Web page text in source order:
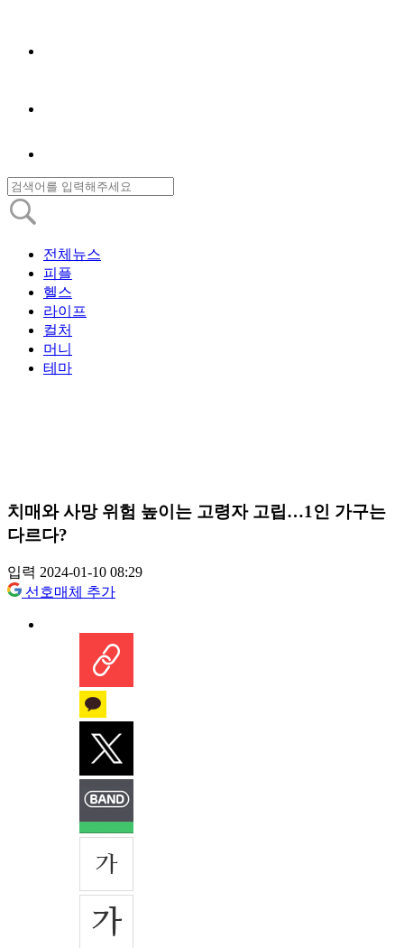
전체뉴스
피플
헬스
라이프
컬처
머니
테마
치매와 사망 위험 높이는 고령자 고립…1인 가구는
다르다?
입력 2024-01-10 08:29
선호매체 추가